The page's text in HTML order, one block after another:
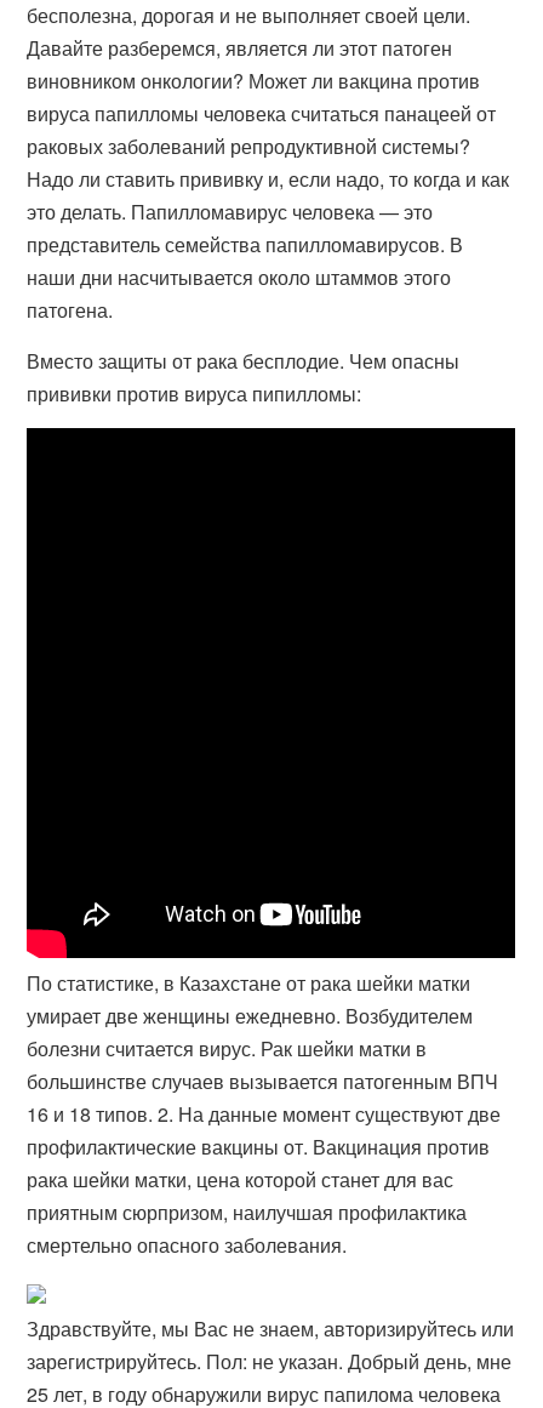
бесполезна, дорогая и не выполняет своей цели.
Давайте разберемся, является ли этот патоген
виновником онкологии? Может ли вакцина против
вируса папилломы человека считаться панацеей от
раковых заболеваний репродуктивной системы?
Надо ли ставить прививку и, если надо, то когда и как
это делать. Папилломавирус человека — это
представитель семейства папилломавирусов. В
наши дни насчитывается около штаммов этого
патогена.
Вместо защиты от рака бесплодие. Чем опасны
прививки против вируса пипилломы:
По статистике, в Казахстане от рака шейки матки
умирает две женщины ежедневно. Возбудителем
болезни считается вирус. Рак шейки матки в
большинстве случаев вызывается патогенным ВПЧ
16 и 18 типов. 2. На данные момент существуют две
профилактические вакцины от. Вакцинация против
рака шейки матки, цена которой станет для вас
приятным сюрпризом, наилучшая профилактика
смертельно опасного заболевания.
Здравствуйте, мы Вас не знаем, авторизируйтесь или
зарегистрируйтесь. Пол: не указан. Добрый день, мне
25 лет, в году обнаружили вирус папилома человека